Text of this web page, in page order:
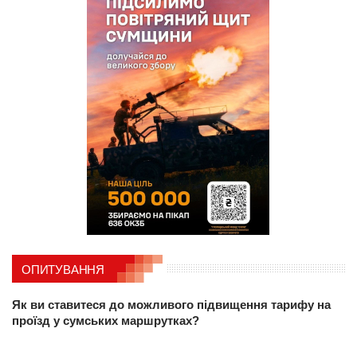
ОПИТУВАННЯ
Як ви ставитеся до можливого підвищення тарифу на
проїзд у сумських маршрутках?